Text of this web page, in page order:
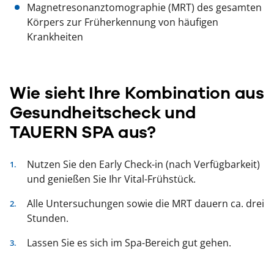
Magnetresonanztomographie (MRT) des gesamten
Körpers zur Früherkennung von häufigen
Krankheiten
Wie sieht Ihre Kombination aus
Gesundheitscheck und
TAUERN SPA aus?
Nutzen Sie den Early Check-in (nach Verfügbarkeit)
und genießen Sie Ihr Vital-Frühstück.
Alle Untersuchungen sowie die MRT dauern ca. drei
Stunden.
Lassen Sie es sich im Spa-Bereich gut gehen.